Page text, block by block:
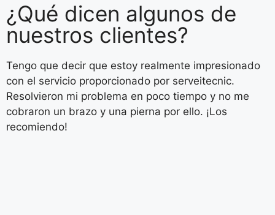
¿Qué dicen algunos de
nuestros clientes?
Tengo que decir que estoy realmente impresionado
con el servicio proporcionado por serveitecnic.
Resolvieron mi problema en poco tiempo y no me
cobraron un brazo y una pierna por ello. ¡Los
recomiendo!